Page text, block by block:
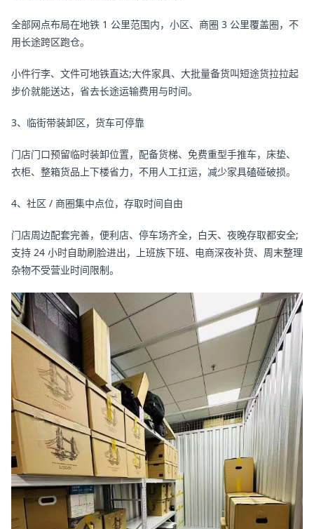
全部网点布局在地铁 1 公里范围内，小区、商圈 3 公里覆盖圈，不
用长途跨区跑仓。
小件行李、文件可地铁直达;大件家具、大批量备货叫短途货拉拉起
步价就能送达，省去长途运输费用与时间。
3、临街带装卸区，货车可停靠
门店门口预留临时装卸位置，配备货梯、免费重型手推车，床垫、
衣柜、整箱货品上下楼省力，不用人工扛运，减少家具磕碰破损。
4、社区 / 商圈集中点位，存取时间自由
门店周边配套完善，便利店、停车场齐全，白天、夜晚存取都安全;
支持 24 小时自助刷脸进出，上班族下班、电商深夜补货、周末整理
杂物不受营业时间限制。